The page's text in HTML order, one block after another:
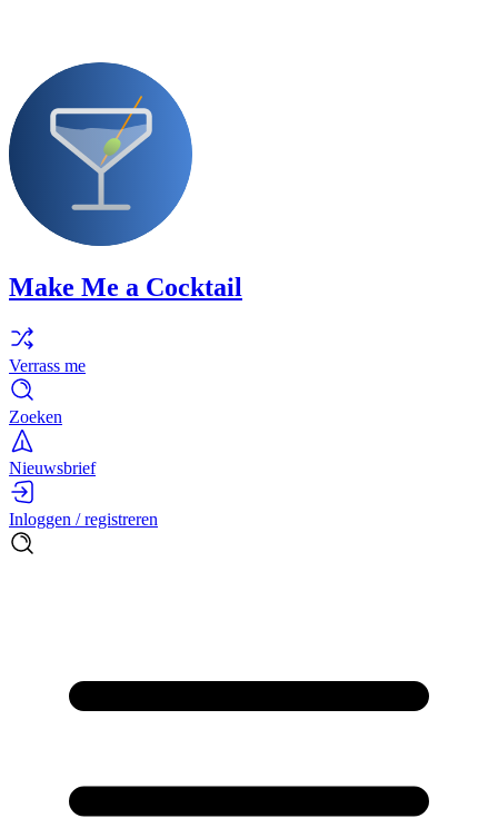
Make Me a Cocktail
Verrass me
Zoeken
Nieuwsbrief
Inloggen / registreren